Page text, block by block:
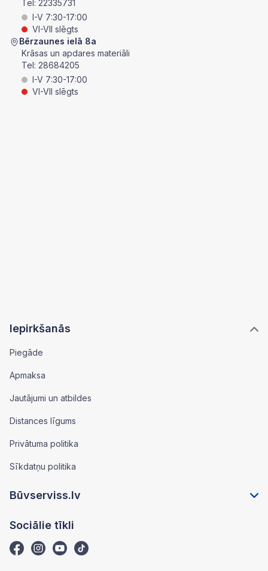
Iepirkšanās
Piegāde
Apmaksa
Jautājumi un atbildes
Distances līgums
Privātuma politika
Sīkdatņu politika
Būvserviss.lv
Sociālie tīkli
Tel: 22335731
I-V 7:30-17:00
VI-VII slēgts
Bērzaunes ielā 8a
Krāsas un apdares materiāli
Tel: 28684205
I-V 7:30-17:00
VI-VII slēgts